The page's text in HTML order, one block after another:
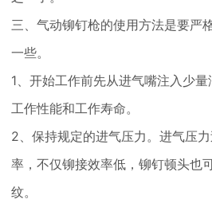
三、气动铆钉枪的使用方法是要严
一些。
1、开始工作前先从进气嘴注入少
工作性能和工作寿命。
2、保持规定的进气压力。进气压
率，不仅铆接效率低，铆钉顿头也
纹。